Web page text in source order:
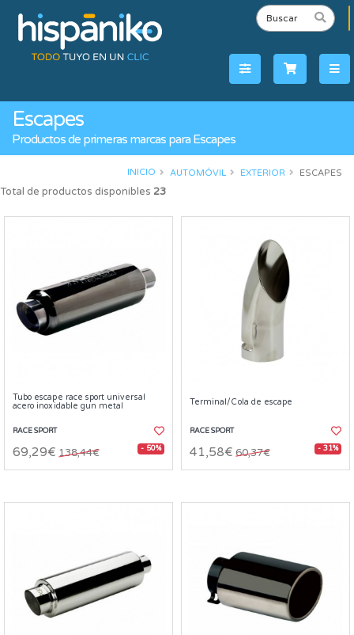
Escapes
Productos de primeras marcas para Escapes
INICIO AUTOMÓVIL EXTERIOR ESCAPES
Total de productos disponibles 23
Tubo escape race sport universal
acero inoxidable gun metal
RACE SPORT
69,29€ 138,44€ - 50%
Terminal/Cola de escape
RACE SPORT
41,58€ 60,37€ - 31%